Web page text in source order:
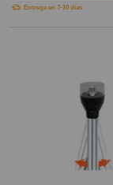
Entrega en 7-10 días